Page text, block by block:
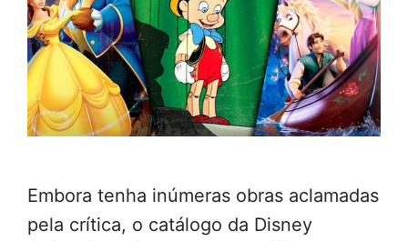
Embora tenha inúmeras obras aclamadas
pela crítica, o catálogo da Disney